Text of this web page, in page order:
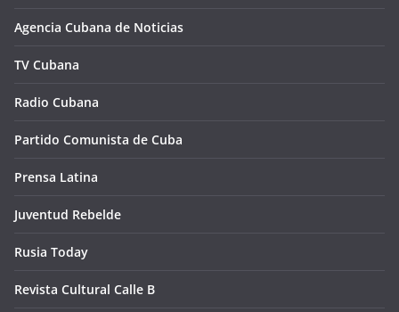
Agencia Cubana de Noticias
TV Cubana
Radio Cubana
Partido Comunista de Cuba
Prensa Latina
Juventud Rebelde
Rusia Today
Revista Cultural Calle B